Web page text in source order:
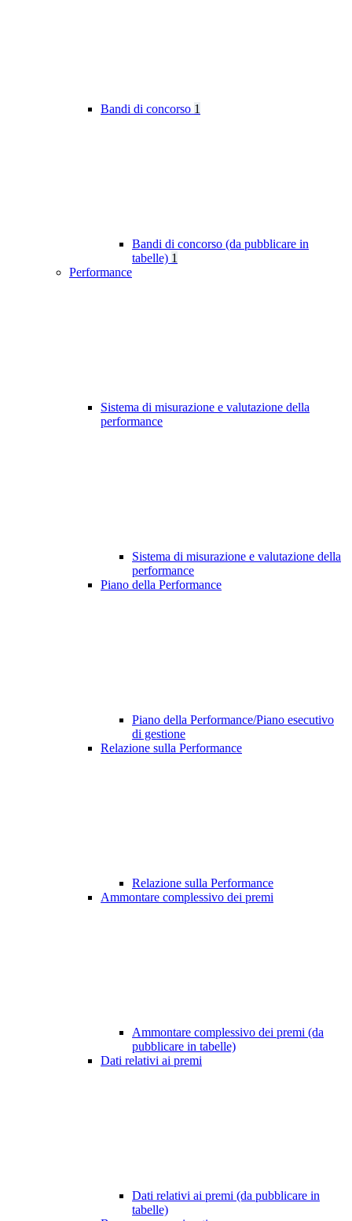
Bandi di concorso 1
Bandi di concorso (da pubblicare in
tabelle) 1
Performance
Sistema di misurazione e valutazione della
performance
Sistema di misurazione e valutazione della
performance
Piano della Performance
Piano della Performance/Piano esecutivo
di gestione
Relazione sulla Performance
Relazione sulla Performance
Ammontare complessivo dei premi
Ammontare complessivo dei premi (da
pubblicare in tabelle)
Dati relativi ai premi
Dati relativi ai premi (da pubblicare in
tabelle)